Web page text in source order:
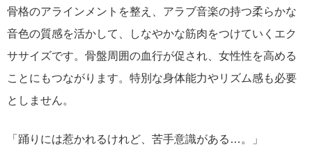
骨格のアラインメントを整え、アラブ音楽の持つ柔らかな
音色の質感を活かして、しなやかな筋肉をつけていくエク
ササイズです。骨盤周囲の血行が促され、女性性を高める
ことにもつながります。特別な身体能力やリズム感も必要
としません。
「踊りには惹かれるけれど、苦手意識がある…。」